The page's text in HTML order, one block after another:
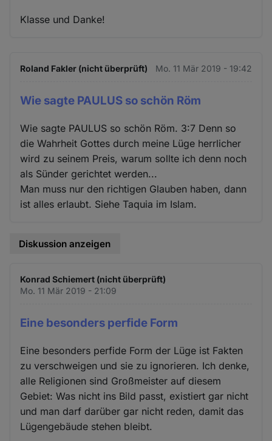
Klasse und Danke!
Roland Fakler (nicht überprüft) Mo. 11 Mär 2019 - 19:42
Wie sagte PAULUS so schön Röm
Wie sagte PAULUS so schön Röm. 3:7 Denn so
die Wahrheit Gottes durch meine Lüge herrlicher
wird zu seinem Preis, warum sollte ich denn noch
als Sünder gerichtet werden...
Man muss nur den richtigen Glauben haben, dann
ist alles erlaubt. Siehe Taquia im Islam.
Diskussion anzeigen
Konrad Schiemert (nicht überprüft)
Mo. 11 Mär 2019 - 21:09
Eine besonders perfide Form
Eine besonders perfide Form der Lüge ist Fakten
zu verschweigen und sie zu ignorieren. Ich denke,
alle Religionen sind Großmeister auf diesem
Gebiet: Was nicht ins Bild passt, existiert gar nicht
und man darf darüber gar nicht reden, damit das
Lügengebäude stehen bleibt.